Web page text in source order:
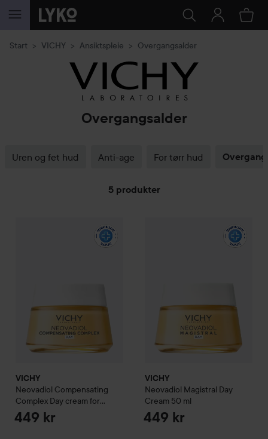
GÅ TIL INNHOLD
Start VICHY Ansiktspleie Overgangsalder
Overgangsalder
Uren og fet hud Anti-age For tørr hud
5 produkter
VICHY
Neovadiol Compensating
Complex Day cream for
Normal to Combination Skin
50 ml
449 kr
Compensating Complex Day cream for
VICHY
Neovadiol Magistral Day
Cream 50 ml
449 kr
Magistral